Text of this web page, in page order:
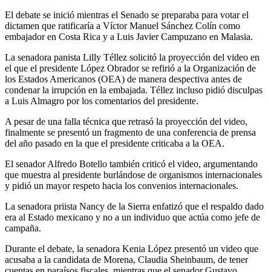
El debate se inició mientras el Senado se preparaba para votar el
dictamen que ratificaría a Víctor Manuel Sánchez Colín como
embajador en Costa Rica y a Luis Javier Campuzano en Malasia.
La senadora panista Lilly Téllez solicitó la proyección del video en
el que el presidente López Obrador se refirió a la Organización de
los Estados Americanos (OEA) de manera despectiva antes de
condenar la irrupción en la embajada. Téllez incluso pidió disculpas
a Luis Almagro por los comentarios del presidente.
A pesar de una falla técnica que retrasó la proyección del video,
finalmente se presentó un fragmento de una conferencia de prensa
del año pasado en la que el presidente criticaba a la OEA.
El senador Alfredo Botello también criticó el video, argumentando
que muestra al presidente burlándose de organismos internacionales
y pidió un mayor respeto hacia los convenios internacionales.
La senadora priista Nancy de la Sierra enfatizó que el respaldo dado
era al Estado mexicano y no a un individuo que actúa como jefe de
campaña.
Durante el debate, la senadora Kenia López presentó un video que
acusaba a la candidata de Morena, Claudia Sheinbaum, de tener